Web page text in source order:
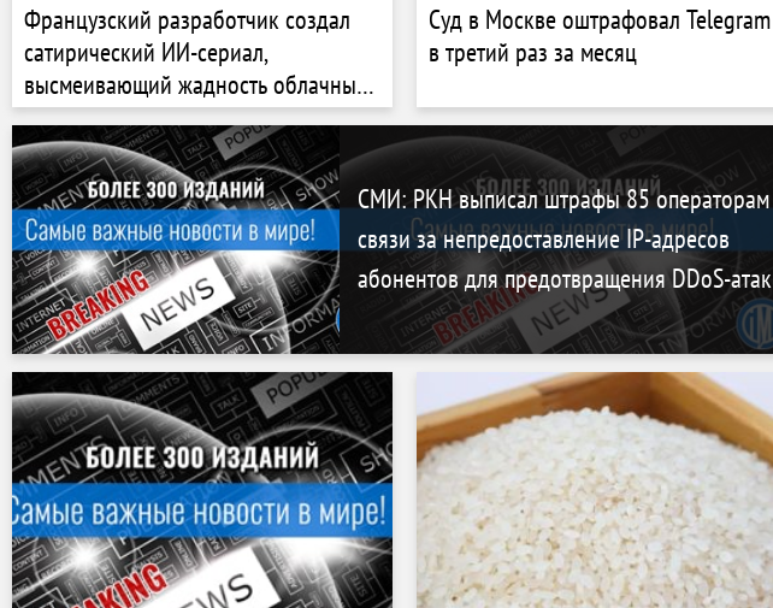
Французский разработчик создал
сатирический ИИ-сериал,
высмеивающий жадность облачных
гиперскейлеров
Суд в Москве оштрафовал Telegram
в третий раз за месяц
СМИ: РКН выписал штрафы 85 операторам
связи за непредоставление IP-адресов
абонентов для предотвращения DDoS-атак